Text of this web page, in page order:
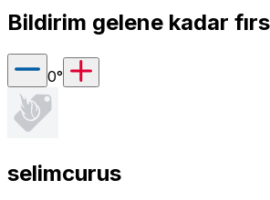
Bildirim gelene kadar
0°
selimcurus